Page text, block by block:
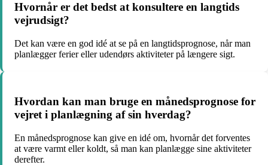
Hvornår er det bedst at konsultere en langtids
vejrudsigt?
Det kan være en god idé at se på en langtidsprognose, når man
planlægger ferier eller udendørs aktiviteter på længere sigt.
Hvordan kan man bruge en månedsprognose for
vejret i planlægning af sin hverdag?
En månedsprognose kan give en idé om, hvornår det forventes
at være varmt eller koldt, så man kan planlægge sine aktiviteter
derefter.